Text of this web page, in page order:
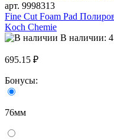
арт. 9998313
Fine Cut Foam Pad
Koch Chemie
В наличии:
695.15 ₽
Бонусы:
76мм